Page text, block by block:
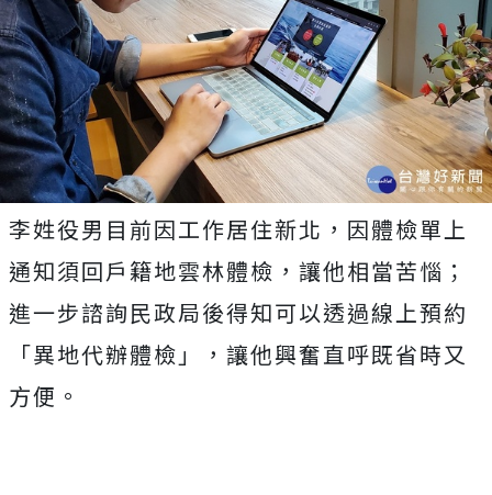
李姓役男目前因工作居住新北，因體檢單上
通知須回戶籍地雲林體檢，讓他相當苦惱；
進一步諮詢民政局後得知可以透過線上預約
「異地代辦體檢」，讓他興奮直呼既省時又
方便。